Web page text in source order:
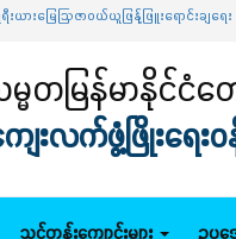
မြေဩဇာဝယ်ယူဖြန့်ဖြူးရောင်းချရေး
မတမြန်မာနိုင်ငံတ
းလက်ဖွံ့ဖြိုးရေးဝ
သင်တန်းကျောင်းများ ဥပဒ